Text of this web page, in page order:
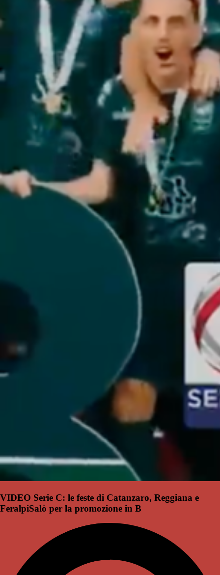
VIDEO Serie C: le feste di Catanzaro, Reggiana e
FeralpiSalò per la promozione in B